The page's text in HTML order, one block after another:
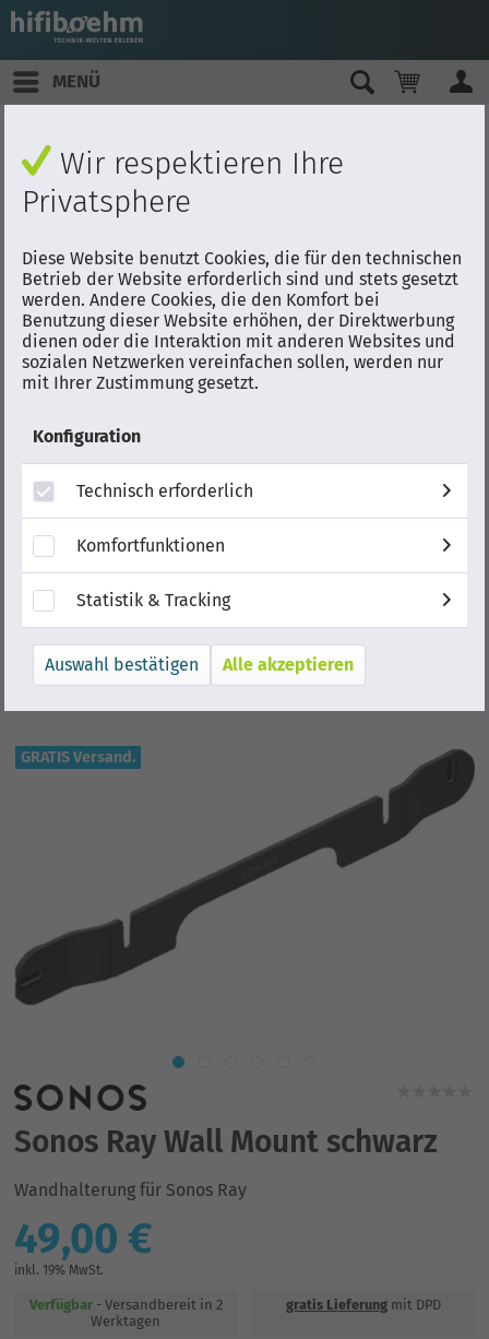
MENÜ
Wir respektieren Ihre
Privatsphere
Diese Website benutzt Cookies, die für den technischen
Betrieb der Website erforderlich sind und stets gesetzt
werden. Andere Cookies, die den Komfort bei
Benutzung dieser Website erhöhen, der Direktwerbung
dienen oder die Interaktion mit anderen Websites und
sozialen Netzwerken vereinfachen sollen, werden nur
mit Ihrer Zustimmung gesetzt.
Konfiguration
Technisch erforderlich
Komfortfunktionen
Statistik & Tracking
Alle akzeptieren
GRATIS Versand.
Sonos Ray Wall Mount schwarz
Wandhalterung für Sonos Ray
49,00 €
inkl. 19% MwSt.
Verfügbar- Versandbereit in 2
Werktagen
gratis Lieferungmit DPD